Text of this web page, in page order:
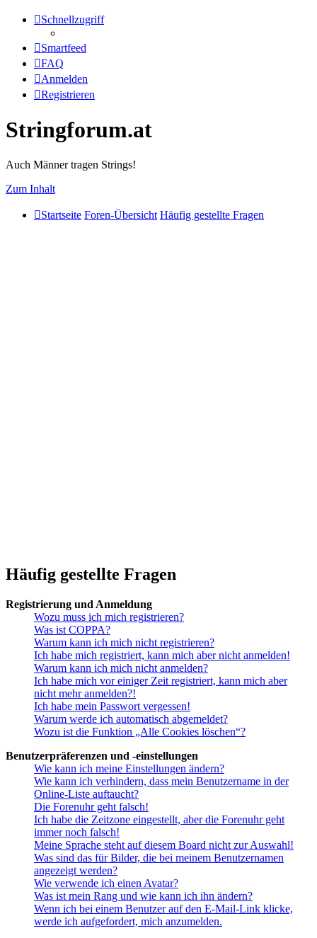
Schnellzugriff
Smartfeed
FAQ
Anmelden
Registrieren
Stringforum.at
Auch Männer tragen Strings!
Zum Inhalt
Startseite Foren-Übersicht Häufig gestellte Fragen
Häufig gestellte Fragen
Registrierung und Anmeldung
Wozu muss ich mich registrieren?
Was ist COPPA?
Warum kann ich mich nicht registrieren?
Ich habe mich registriert, kann mich aber nicht anmelden!
Warum kann ich mich nicht anmelden?
Ich habe mich vor einiger Zeit registriert, kann mich aber
nicht mehr anmelden?!
Ich habe mein Passwort vergessen!
Warum werde ich automatisch abgemeldet?
Wozu ist die Funktion „Alle Cookies löschen“?
Benutzerpräferenzen und -einstellungen
Wie kann ich meine Einstellungen ändern?
Wie kann ich verhindern, dass mein Benutzername in der
Online-Liste auftaucht?
Die Forenuhr geht falsch!
Ich habe die Zeitzone eingestellt, aber die Forenuhr geht
immer noch falsch!
Meine Sprache steht auf diesem Board nicht zur Auswahl!
Was sind das für Bilder, die bei meinem Benutzernamen
angezeigt werden?
Wie verwende ich einen Avatar?
Was ist mein Rang und wie kann ich ihn ändern?
Wenn ich bei einem Benutzer auf den E-Mail-Link klicke,
werde ich aufgefordert, mich anzumelden.